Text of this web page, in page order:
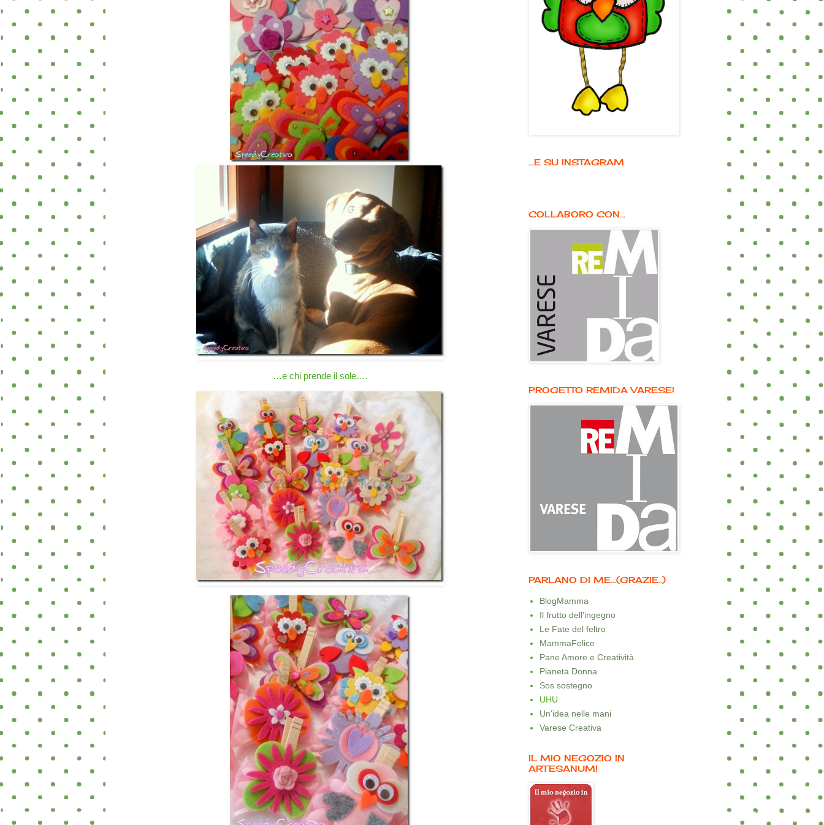
…e chi prende il sole….
...E SU INSTAGRAM
COLLABORO CON...
PROGETTO REMIDA VARESE!
PARLANO DI ME...(GRAZIE..)
BlogMamma
Il frutto dell'ingegno
Le Fate del feltro
MammaFelice
Pane Amore e Creatività
Pianeta Donna
Sos sostegno
UHU
Un'idea nelle mani
Varese Creativa
IL MIO NEGOZIO IN
ARTESANUM!